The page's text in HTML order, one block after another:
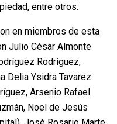
entre otros.
en miembros de esta
Julio César Almonte
Rodríguez,
Delia Ysidra Tavarez
Arsenio Rafael
Noel de Jesús